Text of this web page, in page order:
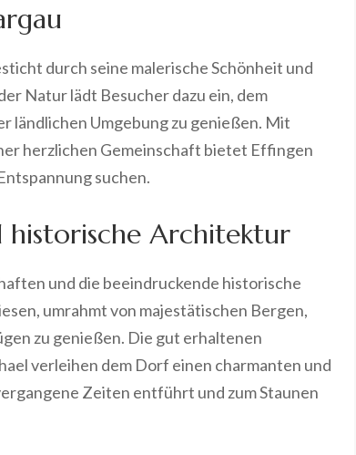
durch seine malerische Schönheit und
Natur lädt Besucher dazu ein, dem
ländlichen Umgebung zu genießen. Mit
herzlichen Gemeinschaft bietet Effingen
suchen.
historische Architektur
und die beeindruckende historische
umrahmt von majestätischen Bergen,
zu genießen. Die gut erhaltenen
verleihen dem Dorf einen charmanten und
Zeiten entführt und zum Staunen